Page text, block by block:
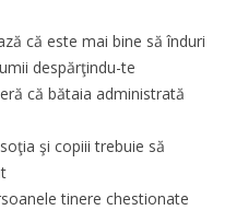
că este mai bine să înduri
despărţindu-te
că bătaia administrată
şi copiii trebuie să
tinere chestionate